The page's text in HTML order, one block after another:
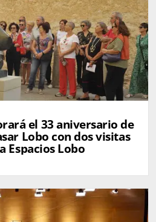
el 33 aniversario de
Lobo con dos visitas
Espacios Lobo